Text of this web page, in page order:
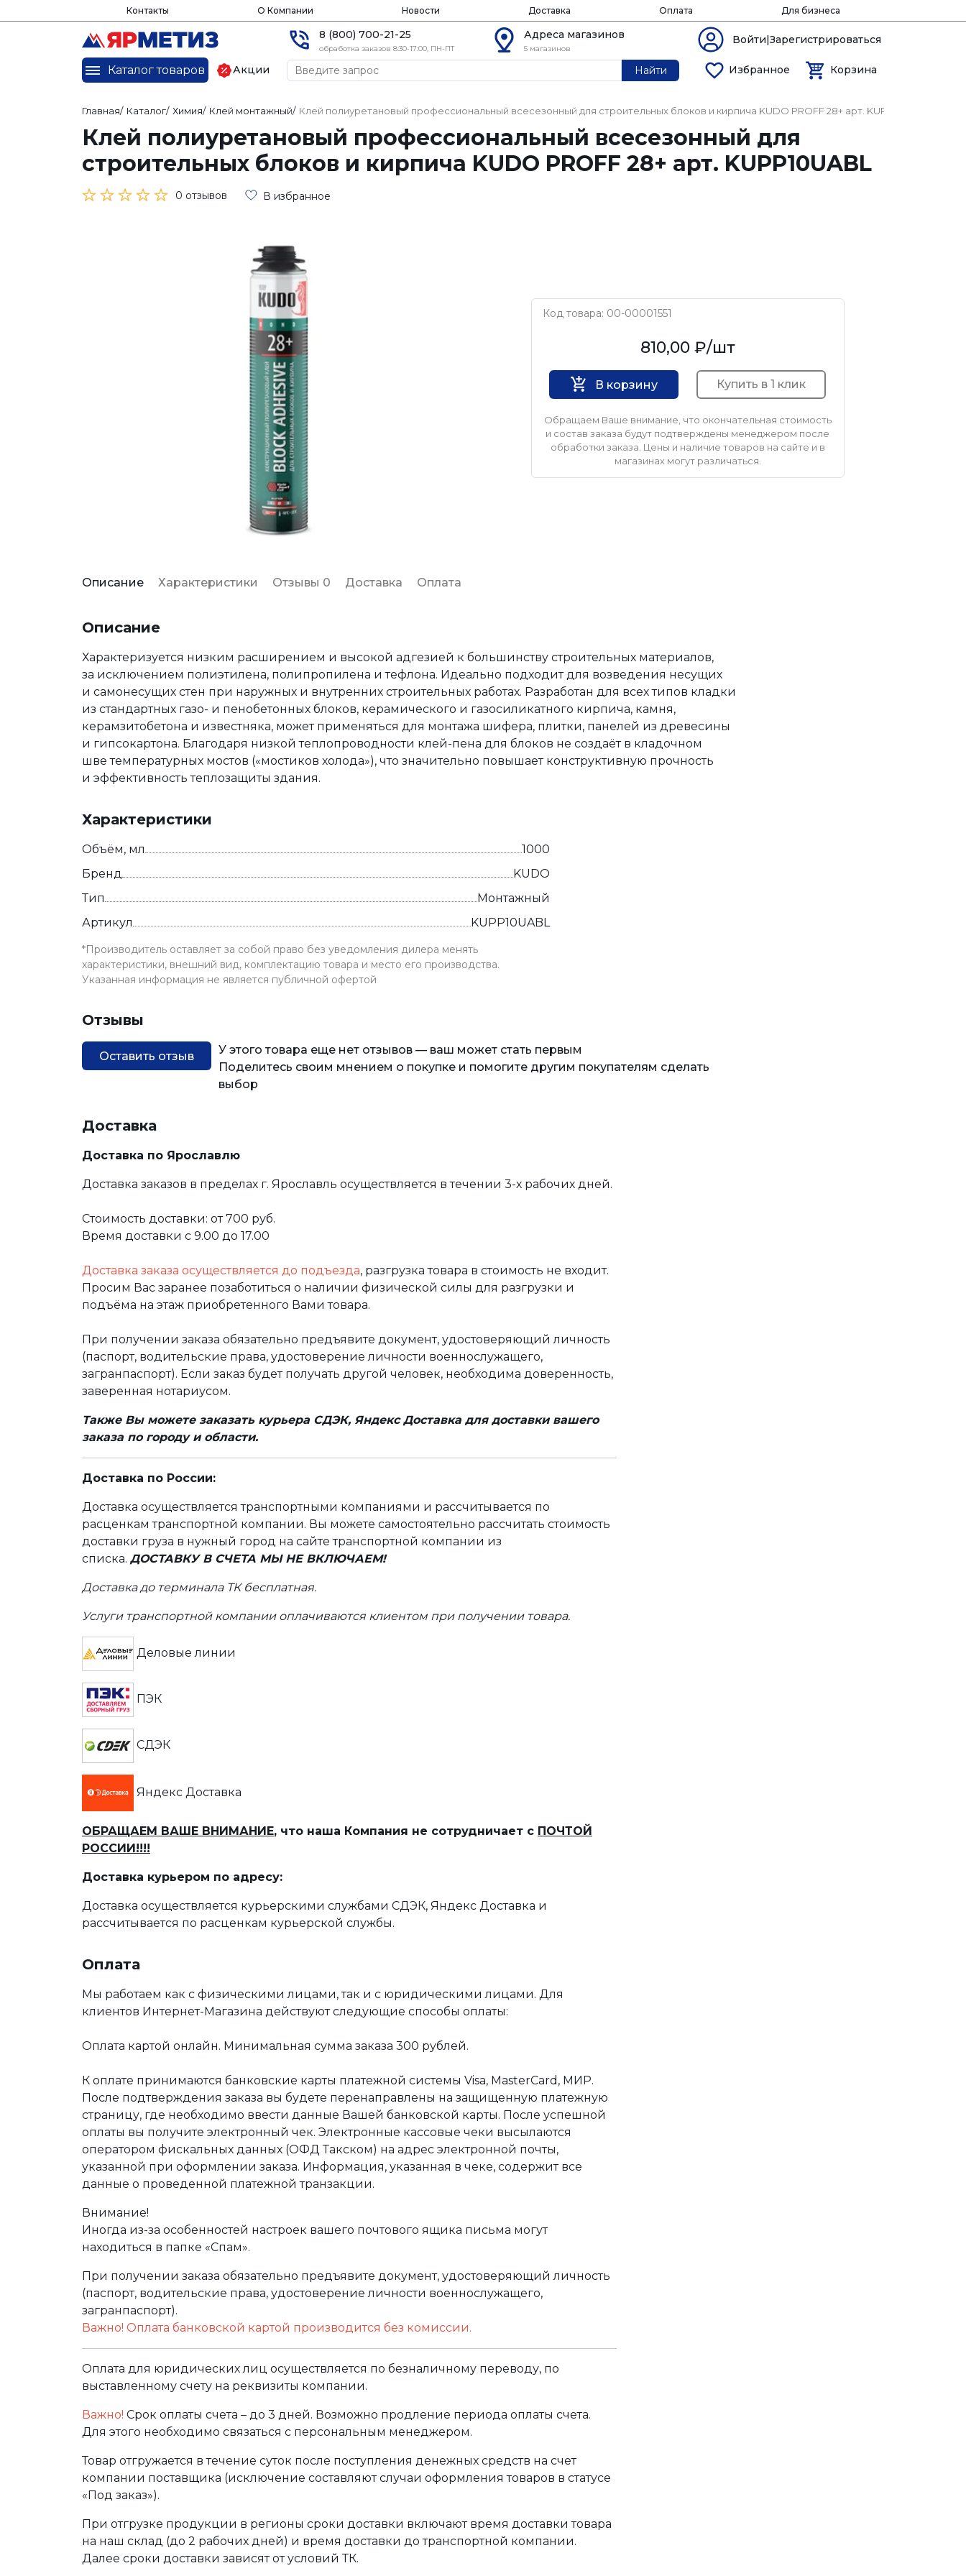
Контакты О Компании Новости Доставка Оплата Для бизнеса
8 (800) 700-21-25
обработка заказов 8:30-17:00, ПН-ПТ
Адреса магазинов
5 магазинов
Войти|Зарегистрироваться
Каталог товаров Акции Найти Избранное Корзина
Главная/ Каталог/ Химия/ Клей монтажный/ Клей полиуретановый профессиональный всесезонный для строительных блоков и кирпича KUDO PROFF 28+ арт. KUPP10UABL
Клей полиуретановый профессиональный всесезонный для
строительных блоков и кирпича KUDO PROFF 28+ арт. KUPP10UABL
0 отзывов В избранное
Код товара: 00-00001551
810,00 ₽/шт
В корзину Купить в 1 клик
Обращаем Ваше внимание, что окончательная стоимость
и состав заказа будут подтверждены менеджером после
обработки заказа. Цены и наличие товаров на сайте и в
магазинах могут различаться.
Описание Характеристики Отзывы 0 Доставка Оплата
Описание
Характеризуется низким расширением и высокой адгезией к большинству строительных материалов,
за исключением полиэтилена, полипропилена и тефлона. Идеально подходит для возведения несущих
и самонесущих стен при наружных и внутренних строительных работах. Разработан для всех типов кладки
из стандартных газо- и пенобетонных блоков, керамического и газосиликатного кирпича, камня,
керамзитобетона и известняка, может применяться для монтажа шифера, плитки, панелей из древесины
и гипсокартона. Благодаря низкой теплопроводности клей-пена для блоков не создаёт в кладочном
шве температурных мостов («мостиков холода»), что значительно повышает конструктивную прочность
и эффективность теплозащиты здания.
Характеристики
Объём, мл
1000
Бренд
KUDO
Тип
Монтажный
Артикул
KUPP10UABL
*Производитель оставляет за собой право без уведомления дилера менять
характеристики, внешний вид, комплектацию товара и место его производства.
Указанная информация не является публичной офертой
Отзывы
Оставить отзыв
У этого товара еще нет отзывов — ваш может стать первым
Поделитесь своим мнением о покупке и помогите другим покупателям сделать
выбор
Доставка
Доставка по Ярославлю
Доставка заказов в пределах г. Ярославль осуществляется в течении 3-х рабочих дней.
Стоимость доставки: от 700 руб.
Время доставки с 9.00 до 17.00
Доставка заказа осуществляется до подъезда, разгрузка товара в стоимость не входит.
Просим Вас заранее позаботиться о наличии физической силы для разгрузки и
подъёма на этаж приобретенного Вами товара.
При получении заказа обязательно предъявите документ, удостоверяющий личность
(паспорт, водительские права, удостоверение личности военнослужащего,
загранпаспорт). Если заказ будет получать другой человек, необходима доверенность,
заверенная нотариусом.
Также Вы можете заказать курьера СДЭК, Яндекс Доставка для доставки вашего
заказа по городу и области.
Доставка по России:
Доставка осуществляется транспортными компаниями и рассчитывается по
расценкам транспортной компании. Вы можете самостоятельно рассчитать стоимость
доставки груза в нужный город на сайте транспортной компании из
списка. ДОСТАВКУ В СЧЕТА МЫ НЕ ВКЛЮЧАЕМ!
Доставка до терминала ТК бесплатная.
Услуги транспортной компании оплачиваются клиентом при получении товара.
Деловые линии
ПЭК
СДЭК
Яндекс Доставка
ОБРАЩАЕМ ВАШЕ ВНИМАНИЕ, что наша Компания не сотрудничает с ПОЧТОЙ
РОССИИ!!!!
Доставка курьером по адресу:
Доставка осуществляется курьерскими службами СДЭК, Яндекс Доставка и
рассчитывается по расценкам курьерской службы.
Оплата
Мы работаем как с физическими лицами, так и с юридическими лицами. Для
клиентов Интернет-Магазина действуют следующие способы оплаты:
Оплата картой онлайн. Минимальная сумма заказа 300 рублей.
К оплате принимаются банковские карты платежной системы Visa, MasterCard, МИР.
После подтверждения заказа вы будете перенаправлены на защищенную платежную
страницу, где необходимо ввести данные Вашей банковской карты. После успешной
оплаты вы получите электронный чек. Электронные кассовые чеки высылаются
оператором фискальных данных (ОФД Такском) на адрес электронной почты,
указанной при оформлении заказа. Информация, указанная в чеке, содержит все
данные о проведенной платежной транзакции.
Внимание!
Иногда из-за особенностей настроек вашего почтового ящика письма могут
находиться в папке «Спам».
При получении заказа обязательно предъявите документ, удостоверяющий личность
(паспорт, водительские права, удостоверение личности военнослужащего,
загранпаспорт).
Важно! Оплата банковской картой производится без комиссии.
Оплата для юридических лиц осуществляется по безналичному переводу, по
выставленному счету на реквизиты компании.
Важно! Срок оплаты счета – до 3 дней. Возможно продление периода оплаты счета.
Для этого необходимо связаться с персональным менеджером.
Товар отгружается в течение суток после поступления денежных средств на счет
компании поставщика (исключение составляют случаи оформления товаров в статусе
«Под заказ»).
При отгрузке продукции в регионы сроки доставки включают время доставки товара
на наш склад (до 2 рабочих дней) и время доставки до транспортной компании.
Далее сроки доставки зависят от условий ТК.